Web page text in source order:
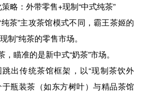
略：外带零售+现制“中式纯茶”
茶”主攻茶馆模式不同，霸王茶姬的
制”纯茶的零售市场。
瞄准的是新中式“奶茶”市场。
出传统茶馆框架，以“现制茶饮外
瓶装茶（如东方树叶）与精品茶馆